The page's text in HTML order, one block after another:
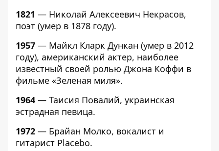
1821 — Николай Алексеевич Некрасов,
поэт (умер в 1878 году).
1957 — Майкл Кларк Дункан (умер в 2012
году), американский актер, наиболее
известный своей ролью Джона Коффи в
фильме «Зеленая миля».
1964 — Таисия Повалий, украинская
эстрадная певица.
1972 — Брайан Молко, вокалист и
гитарист Placebo.